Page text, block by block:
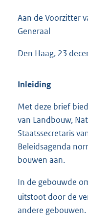
Aan de Voorzitter
Generaal
Den Haag, 23
Inleiding
Met deze brief
van Landbouw,
Staatssecretaris
Beleidsagenda
bouwen aan.
In de gebouwde
uitstoot door de
andere